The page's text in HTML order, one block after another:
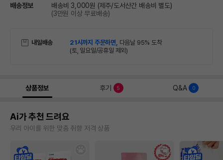
배송정보 배송비 3,000원 (제주/도서산간 배송비 별도)
(3만원 이상 무료배송)
내일배송 21시까지 주문하면, 다음날 95% 도착
(토, 일요일/공휴일 제외)
상품정보 후기 5 Q&A 0
Ai가 추천 드려요
우리 아이를 위한 맞춤 취향 저격 상품